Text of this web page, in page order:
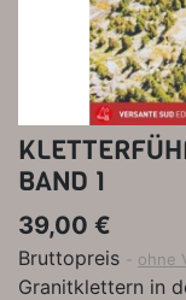
BAND 1
39,00 €
Bruttopreis ohne
Granitklettern in